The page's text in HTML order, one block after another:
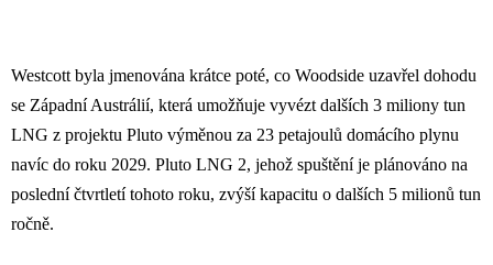
Westcott byla jmenována krátce poté, co Woodside uzavřel dohodu
se Západní Austrálií, která umožňuje vyvézt dalších 3 miliony tun
LNG z projektu Pluto výměnou za 23 petajoulů domácího plynu
navíc do roku 2029. Pluto LNG 2, jehož spuštění je plánováno na
poslední čtvrtletí tohoto roku, zvýší kapacitu o dalších 5 milionů tun
ročně.